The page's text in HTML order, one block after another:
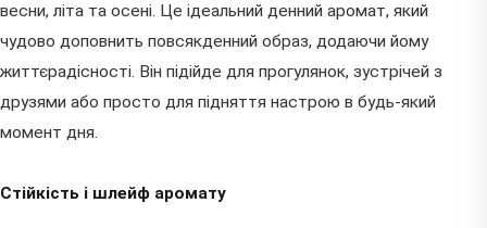
весни, літа та осені. Це ідеальний денний аромат, який
чудово доповнить повсякденний образ, додаючи йому
життєрадісності. Він підійде для прогулянок, зустрічей з
друзями або просто для підняття настрою в будь-який
момент дня.
Стійкість і шлейф аромату